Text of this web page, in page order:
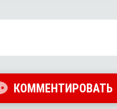
КОММЕНТИРОВАТЬ